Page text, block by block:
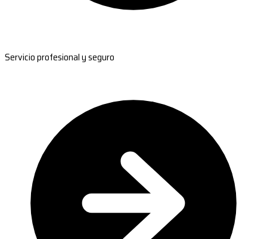
Servicio profesional y seguro